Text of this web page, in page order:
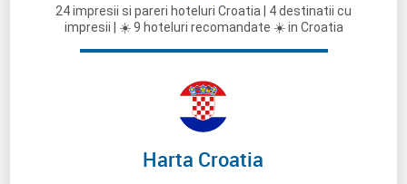
24 impresii si pareri hoteluri Croatia | 4 destinatii cu
impresii | ☀️ 9 hoteluri recomandate ☀️ in Croatia
Harta Croatia